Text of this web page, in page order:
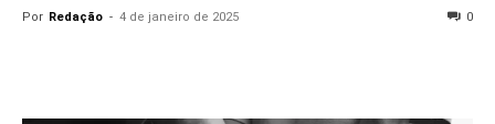
Por Redação - 4 de janeiro de 2025 0